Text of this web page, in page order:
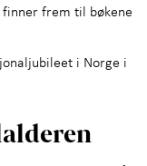
finner frem til bøkene
i Norge i